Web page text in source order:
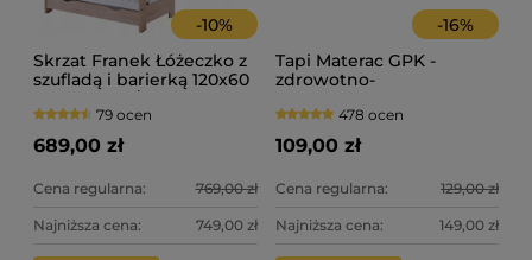
-10%
Skrzat Franek Łóżeczko z
szufladą i barierką 120x60
79 ocen
689,00 zł
Cena regularna: 769,00 zł
Najniższa cena: 749,00 zł
-16%
Tapi Materac GPK -
zdrowotno-
PIANKA-KOKOS - 120x60
478 ocen
109,00 zł
Cena regularna: 129,00 zł
Najniższa cena: 149,00 zł